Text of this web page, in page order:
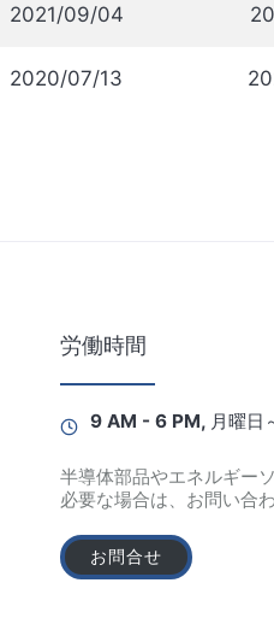
2021/09/04
2020/07/13
労働時間
9 AM - 6 PM, 月曜日
半導体部品やエネルギー
必要な場合は、お問い合
お問合せ